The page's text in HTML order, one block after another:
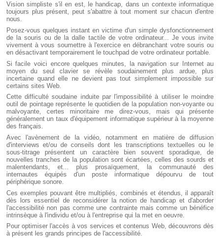
Vision simpliste s'il en est, le handicap, dans un contexte informatique
toujours plus présent, peut s'abattre à tout moment sur chacun d'entre
nous.
Posez-vous quelques instant en victime d'un simple dysfonctionnement
de la souris ou de la dalle tactile de votre ordinateur... Je vous invite
vivement à vous soumettre à l'exercice en débranchant votre souris ou
en désactivant temporairement le touchpad de votre ordinateur portable.
Si facile voici encore quelques minutes, la navigation sur Internet au
moyen du seul clavier se révèle soudainement plus ardue, plus
incertaine quand elle ne devient pas tout simplement impossible sur
certains sites Web.
Cette difficulté soudaine induite par l'impossibilité à utiliser le moindre
outil de pointage représente le quotidien de la population non-voyante ou
malvoyante, certes minoritaire me direz-vous, mais qui présente
généralement un taux d'équipement informatique supérieur à la moyenne
des français.
Avec l'avènement de la vidéo, notamment en matière de diffusion
d'interviews et/ou de conseils dont les transcriptions textuelles ou le
sous-titrage présentent un caractère bien souvent sporadique, de
nouvelles tranches de la population sont écartées, celles des sourds et
malentendants, et... plus prosaïquement, la communauté des
internautes équipés d'un poste informatique dépourvu de tout
périphérique sonore.
Ces exemples pouvant être multipliés, combinés et étendus, il apparaît
dès lors essentiel de reconsidérer la notion de handicap et d'aborder
l'accessibilité non pas comme une contrainte mais comme un bénéfice
intrinsèque à l'individu et/ou à l'entreprise qui la met en oeuvre.
Pour optimiser l'accès à vos services et contenus Web, découvrons dès
à présent les grands principes de l'accessibilité.